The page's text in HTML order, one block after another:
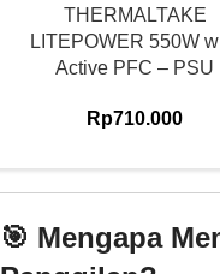
THERMALTAKE
LITEPOWER 550W
Active PFC – PSU
Rp710.000
🎯 Mengapa